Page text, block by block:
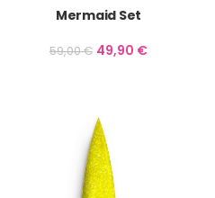
Mermaid Set
59,00€ 49,90 €